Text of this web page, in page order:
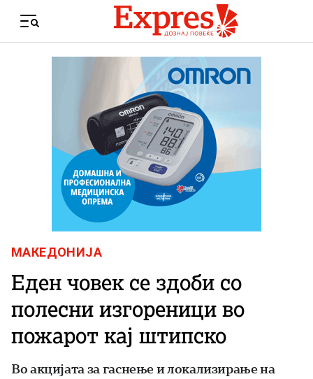
Menu
МАКЕДОНИЈА
Еден човек се здоби со
полесни изгореници во
пожарот кај штипско
Во акцијата за гаснење и локализирање на